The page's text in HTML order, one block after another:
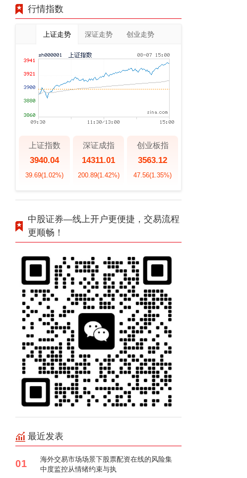
行情指数
上证走势 深证走势 创业走势
上证指数
3940.04
39.69(1.02%)
深证成指
14311.01
200.89(1.42%)
创业板指
3563.12
47.56(1.35%)
中股证券—线上开户更便捷，交易流程
更顺畅！
最近发表
01
海外交易市场场景下股票配资在线的风险集
中度监控从情绪约束与执